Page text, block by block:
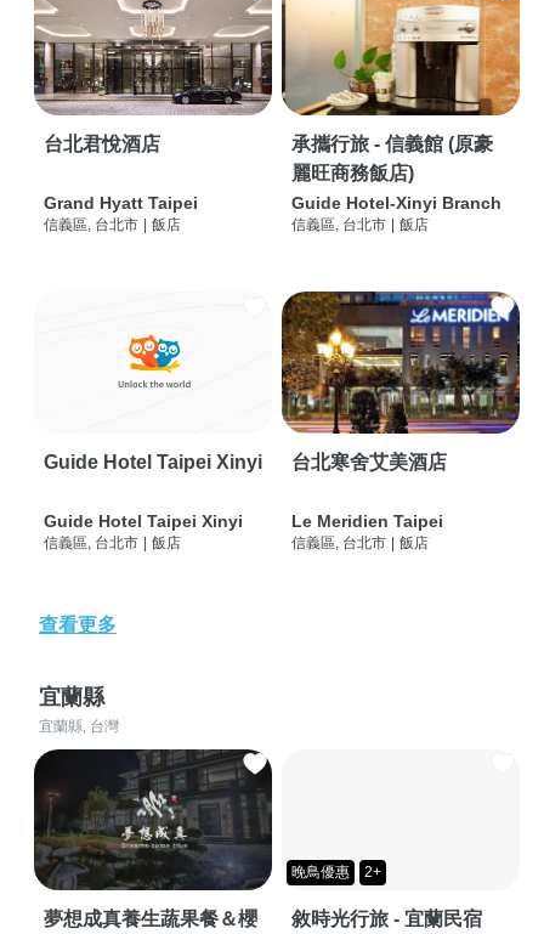
台北君悅酒店
Grand Hyatt Taipei
信義區, 台北市 飯店
承攜行旅 - 信義館 (原豪
麗旺商務飯店)
Guide Hotel-Xinyi Branch
信義區, 台北市 飯店
Guide Hotel Taipei Xinyi
Guide Hotel Taipei Xinyi
信義區, 台北市 | 飯店
台北寒舍艾美酒店
Le Meridien Taipei
信義區, 台北市 | 飯店
查看更多
宜蘭縣
宜蘭縣, 台灣
夢想成真養生蔬果餐＆櫻
晚鳥優惠 2+
敘時光行旅 - 宜蘭民宿